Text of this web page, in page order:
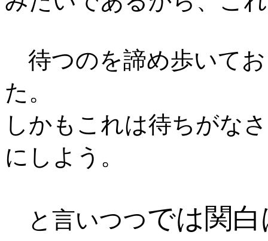
待つのを諦め歩いて
た。
しかもこれは待ちがな
にしよう。
と言いつつでは関